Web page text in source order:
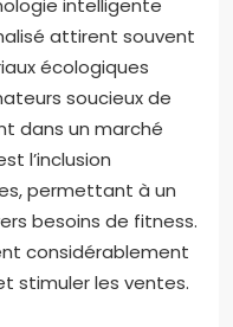
intelligente
attirent souvent
écologiques
soucieux de
dans un marché
l’inclusion
permettant à un
besoins de fitness.
considérablement
stimuler les ventes.